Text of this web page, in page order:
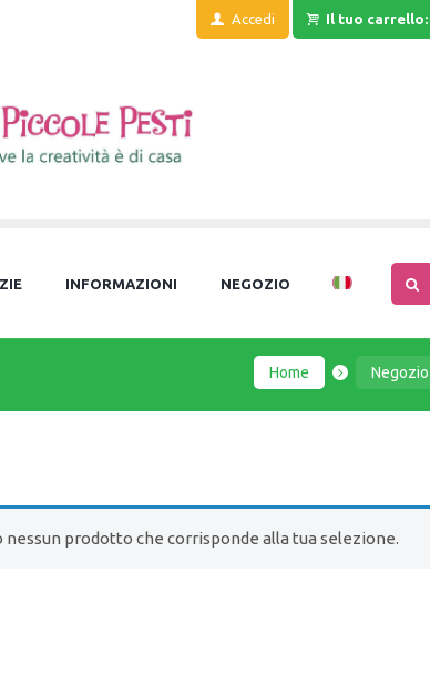
Accedi Il tuo carrello:
INFORMAZIONI NEGOZIO
Home Negozio
prodotto che corrisponde alla tua selezione.